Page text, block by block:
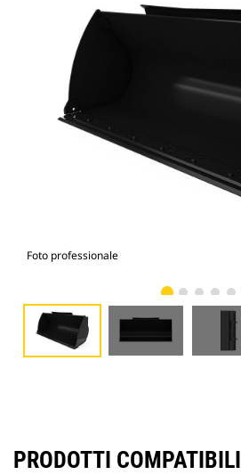
Foto professionale
PRODOTTI COMPATIBILI